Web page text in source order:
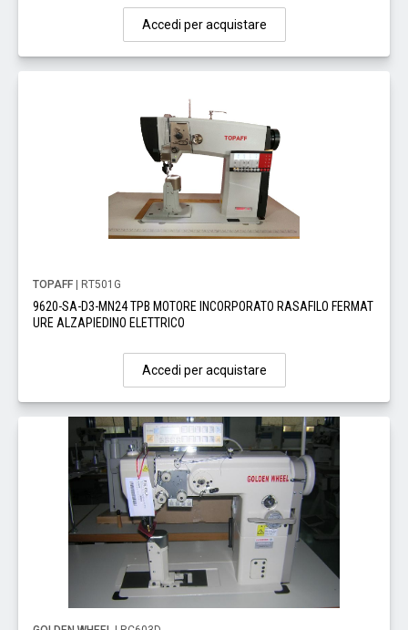
Accedi per acquistare
TOPAFF | RT501G
9620-SA-D3-MN24 TPB MOTORE INCORPORATO RASAFILO FERMAT
URE ALZAPIEDINO ELETTRICO
Accedi per acquistare